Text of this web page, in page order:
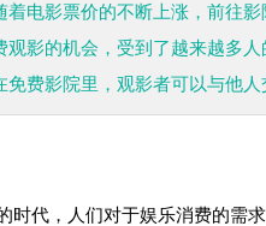
着电影票价的不断上涨，前往
观影的机会，受到了越来越多
免费影院里，观影者可以与他人
时代，人们对于娱乐消费的需